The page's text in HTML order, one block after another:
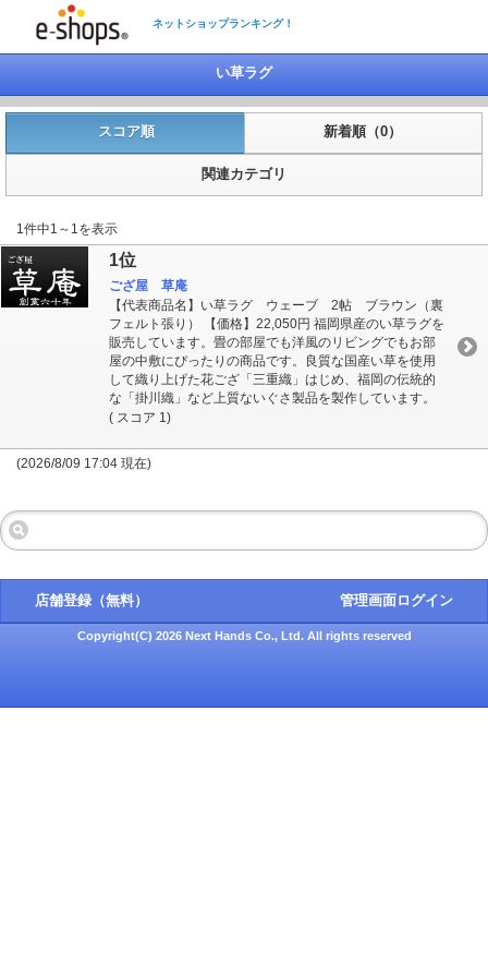
ネットショップランキング！
い草ラグ
スコア順 新着順（0）
関連カテゴリ
1件中1～1を表示
1位
ござ屋 草庵
【代表商品名】い草ラグ ウェーブ 2帖 ブラウン（裏
フェルト張り） 【価格】22,050円 福岡県産のい草ラグを
販売しています。畳の部屋でも洋風のリビングでもお部
屋の中敷にぴったりの商品です。良質な国産い草を使用
して織り上げた花ござ「三重織」はじめ、福岡の伝統的
な「掛川織」など上質ないぐさ製品を製作しています。
( スコア 1)
(2026/8/09 17:04 現在)
店舗登録（無料） 管理画面ログイン
Copyright(C) 2026 Next Hands Co., Ltd. All rights reserved